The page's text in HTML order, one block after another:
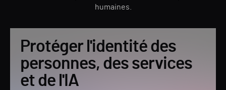
humaines.
Protéger l'identité des
personnes, des services
et de l'IA